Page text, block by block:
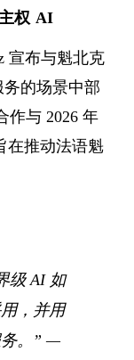
权 AI
宣布与魁北克
的场景中部
作与 2026 年
在推动法语魁
级 AI 如
，并用
务。” —